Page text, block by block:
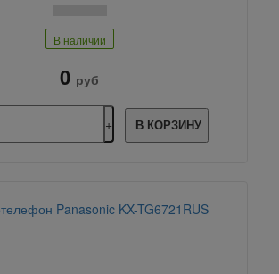
В наличии
0 руб
В КОРЗИНУ